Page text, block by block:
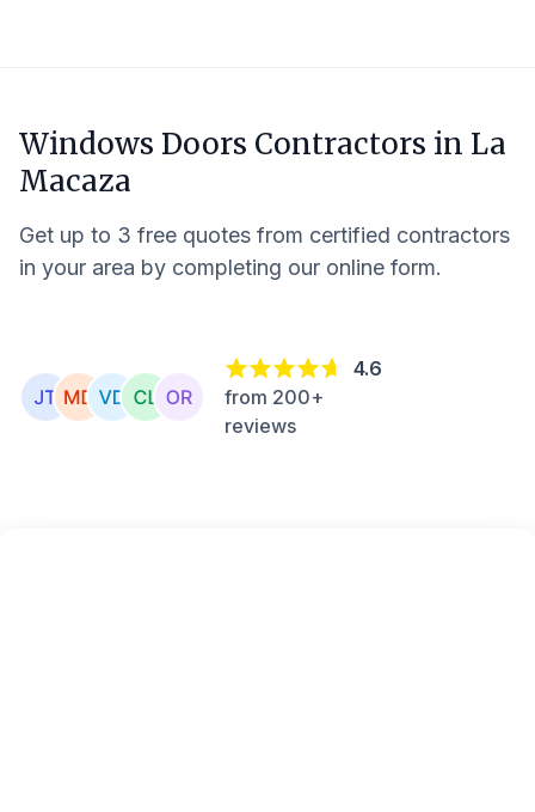
Windows Doors Contractors in La
Macaza
Get up to 3 free quotes from certified contractors
in your area by completing our online form.
4.6
from 200+
reviews